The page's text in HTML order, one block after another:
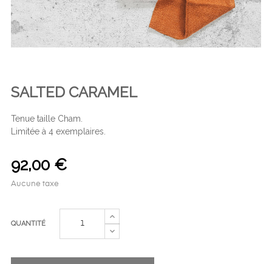
SALTED CARAMEL
Tenue taille Cham.
Limitée à 4 exemplaires.
92,00 €
Aucune taxe
QUANTITÉ